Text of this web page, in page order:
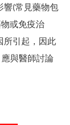
響(常見藥物包
或免疫治
所引起，因此
與醫師討論